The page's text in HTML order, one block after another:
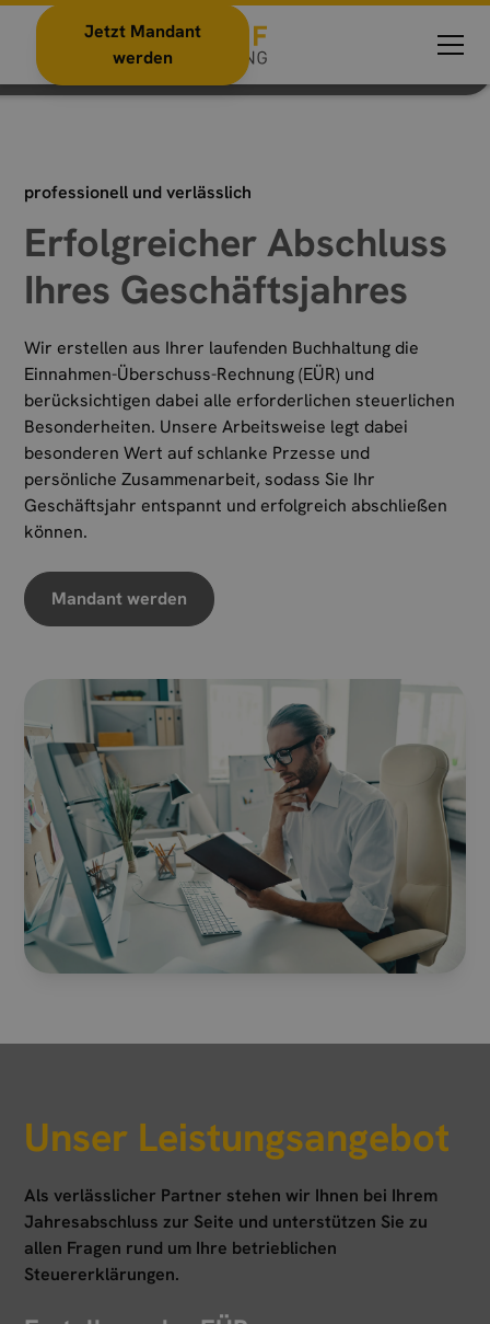
Jetzt Mandant
werden
Einnahman-Überschuss-Rechnung für
Selbständige
professionell und verlässlich
Erfolgreicher Abschluss
Ihres Geschäftsjahres
Wir erstellen aus Ihrer laufenden Buchhaltung die
Einnahmen-Überschuss-Rechnung (EÜR) und
berücksichtigen dabei alle erforderlichen steuerlichen
Besonderheiten. Unsere Arbeitsweise legt dabei
besonderen Wert auf schlanke Przesse und
persönliche Zusammenarbeit, sodass Sie Ihr
Geschäftsjahr entspannt und erfolgreich abschließen
können.
Mandant werden
Unser Leistungsangebot
Als verlässlicher Partner stehen wir Ihnen bei Ihrem
Jahresabschluss zur Seite und unterstützen Sie zu
allen Fragen rund um Ihre betrieblichen
Steuererklärungen.